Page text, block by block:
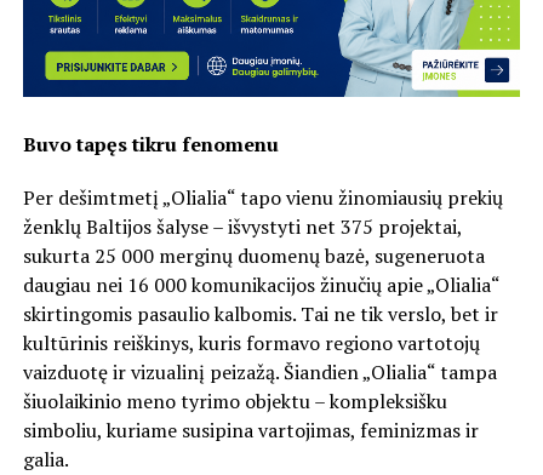
Buvo tapęs tikru fenomenu
Per dešimtmetį „Olialia“ tapo vienu žinomiausių prekių
ženklų Baltijos šalyse – išvystyti net 375 projektai,
sukurta 25 000 merginų duomenų bazė, sugeneruota
daugiau nei 16 000 komunikacijos žinučių apie „Olialia“
skirtingomis pasaulio kalbomis. Tai ne tik verslo, bet ir
kultūrinis reiškinys, kuris formavo regiono vartotojų
vaizduotę ir vizualinį peizažą. Šiandien „Olialia“ tampa
šiuolaikinio meno tyrimo objektu – kompleksišku
simboliu, kuriame susipina vartojimas, feminizmas ir
galia.